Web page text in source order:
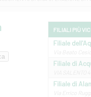
FILIALI PIÙ
Filiale
Filiale di
Filiale di